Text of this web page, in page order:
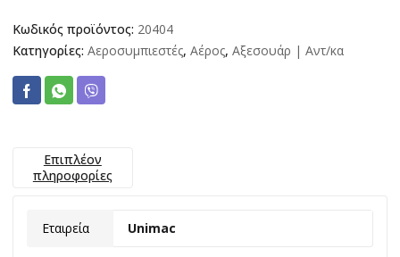
Κωδικός προϊόντος: 20404
Κατηγορίες: Αεροσυμπιεστές, Αέρος, Αξεσουάρ | Αντ/κα
Επιπλέον
πληροφορίες
Εταιρεία Unimac